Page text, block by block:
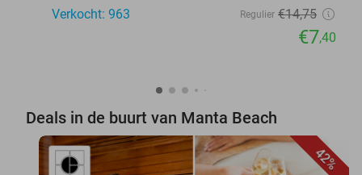
Verkocht: 963
Regulier €14,75
€7,40
Deals in de buurt van Manta Beach
42%